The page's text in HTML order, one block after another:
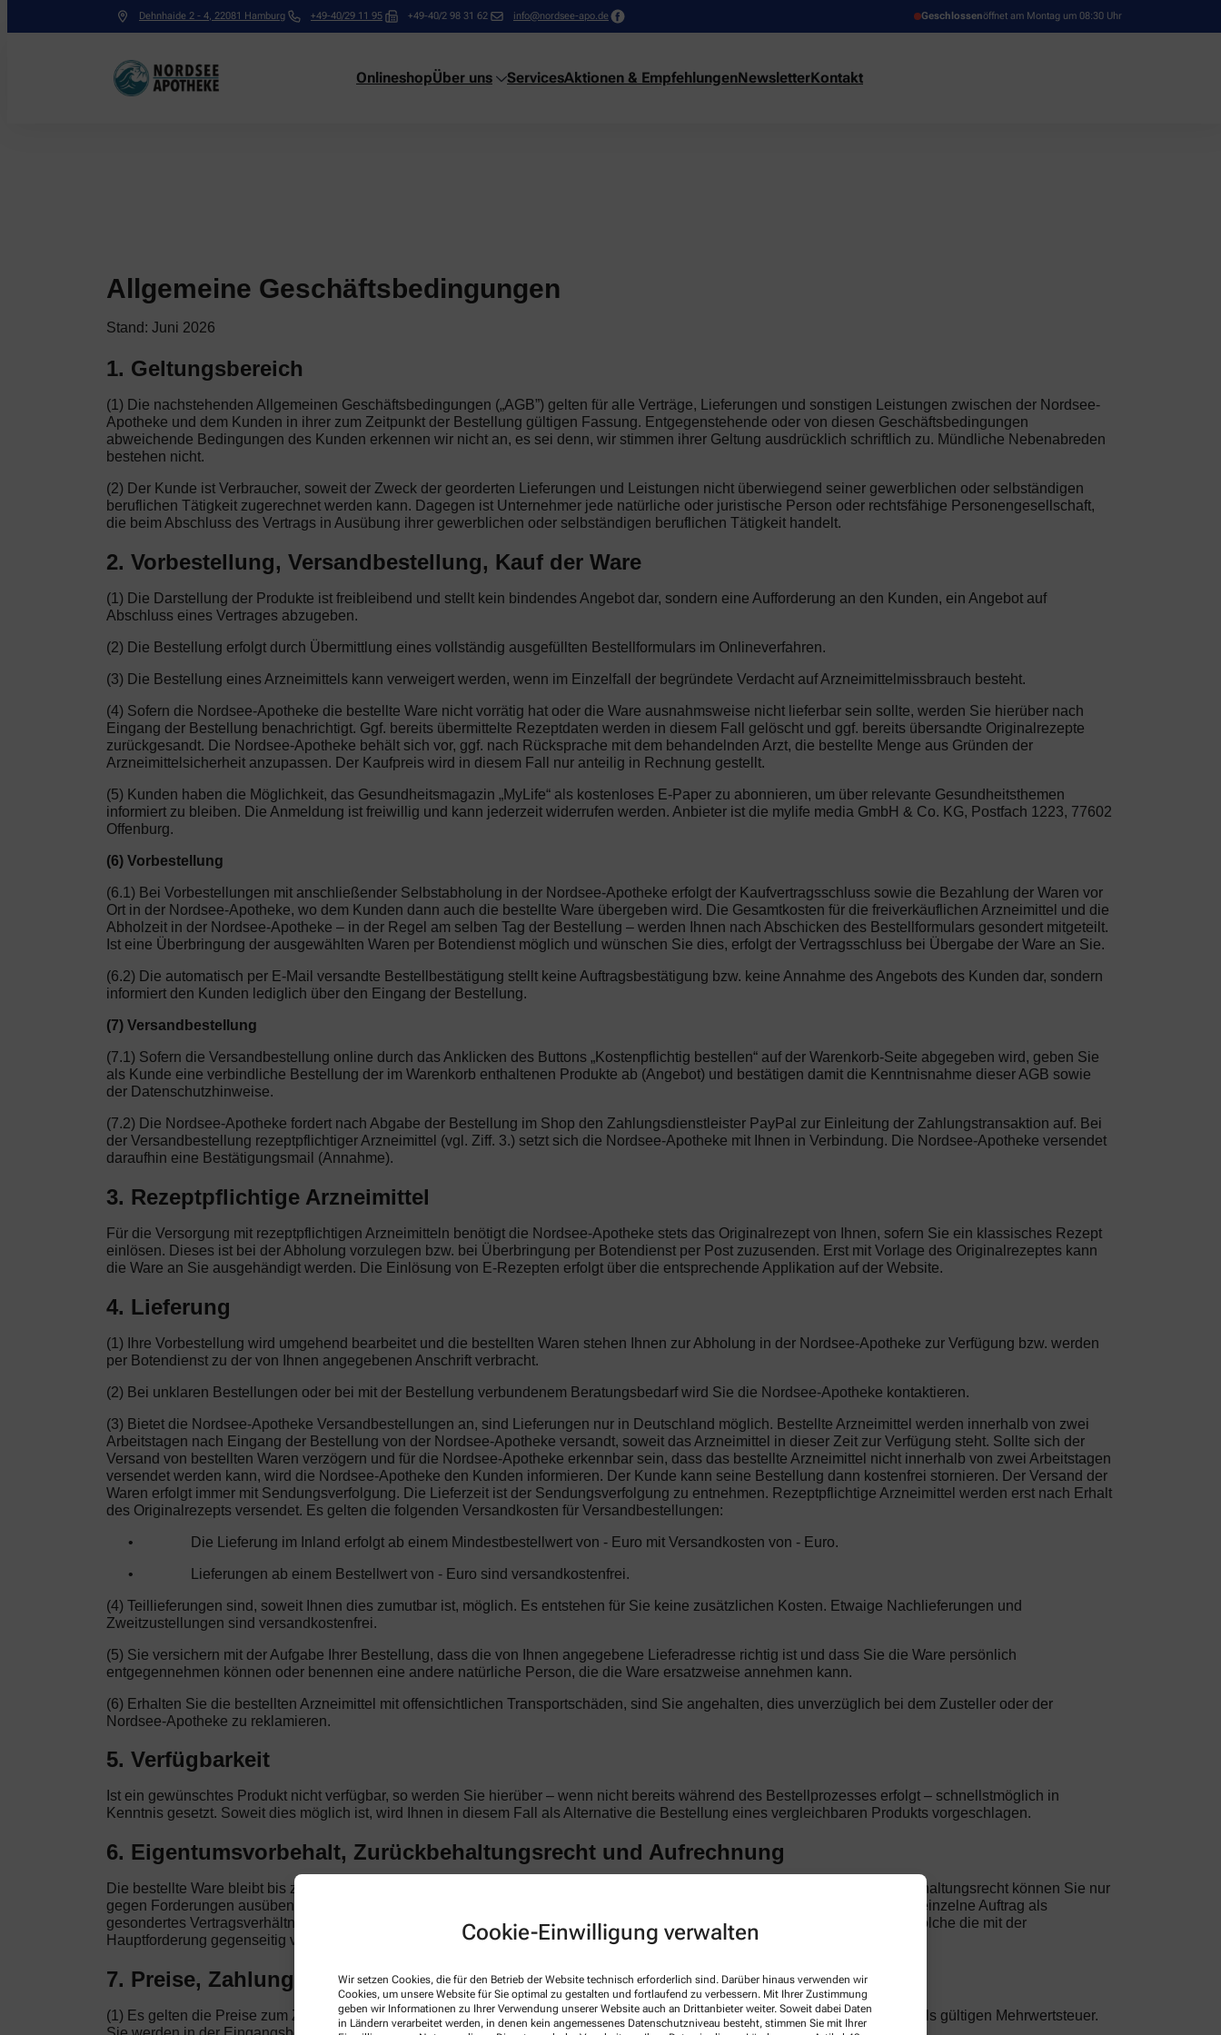
Cookie-Einwilligung verwalten
Wir setzen Cookies, die für den Betrieb der Website technisch erforderlich sind. Darüber hinaus verwenden wir
Cookies, um unsere Website für Sie optimal zu gestalten und fortlaufend zu verbessern. Mit Ihrer Zustimmung
geben wir Informationen zu Ihrer Verwendung unserer Website auch an Drittanbieter weiter. Soweit dabei Daten
in Ländern verarbeitet werden, in denen kein angemessenes Datenschutzniveau besteht, stimmen Sie mit Ihrer
Dehnhaide 2 - 4, 22081 Hamburg +49-40/29 11 95 +49-40/2 98 31 62 info@nordsee-apo.de Geschlossenöffnet am Montag um 08:30 Uhr
OnlineshopÜber uns ServicesAktionen & EmpfehlungenNewsletterKontakt
Allgemeine Geschäftsbedingungen
Stand: Juni 2026
1. Geltungsbereich
(1) Die nachstehenden Allgemeinen Geschäftsbedingungen („AGB”) gelten für alle Verträge, Lieferungen und sonstigen Leistungen zwischen der Nordsee-
Apotheke und dem Kunden in ihrer zum Zeitpunkt der Bestellung gültigen Fassung. Entgegenstehende oder von diesen Geschäftsbedingungen
abweichende Bedingungen des Kunden erkennen wir nicht an, es sei denn, wir stimmen ihrer Geltung ausdrücklich schriftlich zu. Mündliche Nebenabreden
bestehen nicht.
(2) Der Kunde ist Verbraucher, soweit der Zweck der georderten Lieferungen und Leistungen nicht überwiegend seiner gewerblichen oder selbständigen
beruflichen Tätigkeit zugerechnet werden kann. Dagegen ist Unternehmer jede natürliche oder juristische Person oder rechtsfähige Personengesellschaft,
die beim Abschluss des Vertrags in Ausübung ihrer gewerblichen oder selbständigen beruflichen Tätigkeit handelt.
2. Vorbestellung, Versandbestellung, Kauf der Ware
(1) Die Darstellung der Produkte ist freibleibend und stellt kein bindendes Angebot dar, sondern eine Aufforderung an den Kunden, ein Angebot auf
Abschluss eines Vertrages abzugeben.
(2) Die Bestellung erfolgt durch Übermittlung eines vollständig ausgefüllten Bestellformulars im Onlineverfahren.
(3) Die Bestellung eines Arzneimittels kann verweigert werden, wenn im Einzelfall der begründete Verdacht auf Arzneimittelmissbrauch besteht.
(4) Sofern die Nordsee-Apotheke die bestellte Ware nicht vorrätig hat oder die Ware ausnahmsweise nicht lieferbar sein sollte, werden Sie hierüber nach
Eingang der Bestellung benachrichtigt. Ggf. bereits übermittelte Rezeptdaten werden in diesem Fall gelöscht und ggf. bereits übersandte Originalrezepte
zurückgesandt. Die Nordsee-Apotheke behält sich vor, ggf. nach Rücksprache mit dem behandelnden Arzt, die bestellte Menge aus Gründen der
Arzneimittelsicherheit anzupassen. Der Kaufpreis wird in diesem Fall nur anteilig in Rechnung gestellt.
(5) Kunden haben die Möglichkeit, das Gesundheitsmagazin „MyLife“ als kostenloses E-Paper zu abonnieren, um über relevante Gesundheitsthemen
informiert zu bleiben. Die Anmeldung ist freiwillig und kann jederzeit widerrufen werden. Anbieter ist die mylife media GmbH & Co. KG, Postfach 1223, 77602
Offenburg.
(6) Vorbestellung
(6.1) Bei Vorbestellungen mit anschließender Selbstabholung in der Nordsee-Apotheke erfolgt der Kaufvertragsschluss sowie die Bezahlung der Waren vor
Ort in der Nordsee-Apotheke, wo dem Kunden dann auch die bestellte Ware übergeben wird. Die Gesamtkosten für die freiverkäuflichen Arzneimittel und die
Abholzeit in der Nordsee-Apotheke – in der Regel am selben Tag der Bestellung – werden Ihnen nach Abschicken des Bestellformulars gesondert mitgeteilt.
Ist eine Überbringung der ausgewählten Waren per Botendienst möglich und wünschen Sie dies, erfolgt der Vertragsschluss bei Übergabe der Ware an Sie.
(6.2) Die automatisch per E-Mail versandte Bestellbestätigung stellt keine Auftragsbestätigung bzw. keine Annahme des Angebots des Kunden dar, sondern
informiert den Kunden lediglich über den Eingang der Bestellung.
(7) Versandbestellung
(7.1) Sofern die Versandbestellung online durch das Anklicken des Buttons „Kostenpflichtig bestellen“ auf der Warenkorb-Seite abgegeben wird, geben Sie
als Kunde eine verbindliche Bestellung der im Warenkorb enthaltenen Produkte ab (Angebot) und bestätigen damit die Kenntnisnahme dieser AGB sowie
der Datenschutzhinweise.
(7.2) Die Nordsee-Apotheke fordert nach Abgabe der Bestellung im Shop den Zahlungsdienstleister PayPal zur Einleitung der Zahlungstransaktion auf. Bei
der Versandbestellung rezeptpflichtiger Arzneimittel (vgl. Ziff. 3.) setzt sich die Nordsee-Apotheke mit Ihnen in Verbindung. Die Nordsee-Apotheke versendet
daraufhin eine Bestätigungsmail (Annahme).
3. Rezeptpflichtige Arzneimittel
Für die Versorgung mit rezeptpflichtigen Arzneimitteln benötigt die Nordsee-Apotheke stets das Originalrezept von Ihnen, sofern Sie ein klassisches Rezept
einlösen. Dieses ist bei der Abholung vorzulegen bzw. bei Überbringung per Botendienst per Post zuzusenden. Erst mit Vorlage des Originalrezeptes kann
die Ware an Sie ausgehändigt werden. Die Einlösung von E-Rezepten erfolgt über die entsprechende Applikation auf der Website.
4. Lieferung
(1) Ihre Vorbestellung wird umgehend bearbeitet und die bestellten Waren stehen Ihnen zur Abholung in der Nordsee-Apotheke zur Verfügung bzw. werden
per Botendienst zu der von Ihnen angegebenen Anschrift verbracht.
(2) Bei unklaren Bestellungen oder bei mit der Bestellung verbundenem Beratungsbedarf wird Sie die Nordsee-Apotheke kontaktieren.
(3) Bietet die Nordsee-Apotheke Versandbestellungen an, sind Lieferungen nur in Deutschland möglich. Bestellte Arzneimittel werden innerhalb von zwei
Arbeitstagen nach Eingang der Bestellung von der Nordsee-Apotheke versandt, soweit das Arzneimittel in dieser Zeit zur Verfügung steht. Sollte sich der
Versand von bestellten Waren verzögern und für die Nordsee-Apotheke erkennbar sein, dass das bestellte Arzneimittel nicht innerhalb von zwei Arbeitstagen
versendet werden kann, wird die Nordsee-Apotheke den Kunden informieren. Der Kunde kann seine Bestellung dann kostenfrei stornieren. Der Versand der
Waren erfolgt immer mit Sendungsverfolgung. Die Lieferzeit ist der Sendungsverfolgung zu entnehmen. Rezeptpflichtige Arzneimittel werden erst nach Erhalt
des Originalrezepts versendet. Es gelten die folgenden Versandkosten für Versandbestellungen:
• Die Lieferung im Inland erfolgt ab einem Mindestbestellwert von - Euro mit Versandkosten von - Euro.
• Lieferungen ab einem Bestellwert von - Euro sind versandkostenfrei.
(4) Teillieferungen sind, soweit Ihnen dies zumutbar ist, möglich. Es entstehen für Sie keine zusätzlichen Kosten. Etwaige Nachlieferungen und
Zweitzustellungen sind versandkostenfrei.
(5) Sie versichern mit der Aufgabe Ihrer Bestellung, dass die von Ihnen angegebene Lieferadresse richtig ist und dass Sie die Ware persönlich
entgegennehmen können oder benennen eine andere natürliche Person, die die Ware ersatzweise annehmen kann.
(6) Erhalten Sie die bestellten Arzneimittel mit offensichtlichen Transportschäden, sind Sie angehalten, dies unverzüglich bei dem Zusteller oder der
Nordsee-Apotheke zu reklamieren.
5. Verfügbarkeit
Ist ein gewünschtes Produkt nicht verfügbar, so werden Sie hierüber – wenn nicht bereits während des Bestellprozesses erfolgt – schnellstmöglich in
Kenntnis gesetzt. Soweit dies möglich ist, wird Ihnen in diesem Fall als Alternative die Bestellung eines vergleichbaren Produkts vorgeschlagen.
6. Eigentumsvorbehalt, Zurückbehaltungsrecht und Aufrechnung
Die bestellte Ware bleibt bis zur vollständigen Begleichung des Kaufpreises im Eigentum der Nordsee-Apotheke. Ein Zurückbehaltungsrecht können Sie nur
gegen Forderungen ausüben, die auf demselben Vertragsverhältnis beruhen. Im Falle laufender Geschäftsbeziehung gilt jeder einzelne Auftrag als
gesondertes Vertragsverhältnis. Nur von der Nordsee-Apotheke anerkannte oder rechtskräftig festgestellte Forderungen, oder solche die mit der
Hauptforderung gegenseitig verknüpft sind, berechtigen Sie zur Aufrechnung.
7. Preise, Zahlung
(1) Es gelten die Preise zum Zeitpunkt der Bestellung. Alle Preise sind Endpreise in Euro und verstehen sich inklusive der jeweils gültigen Mehrwertsteuer.